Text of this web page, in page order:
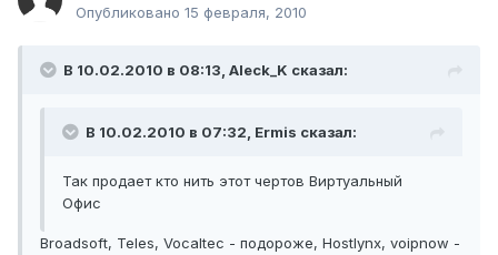
Опубликовано 15 февраля, 2010
В 10.02.2010 в 08:13, Aleck_K сказал:
В 10.02.2010 в 07:32, Ermis сказал:
Так продает кто нить этот чертов Виртуальный
Офис
Broadsoft, Teles, Vocaltec - подороже, Hostlynx, voipnow -